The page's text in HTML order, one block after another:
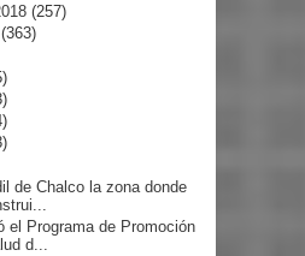
(257)
(363)
de Chalco la zona donde
el Programa de Promoción
d...